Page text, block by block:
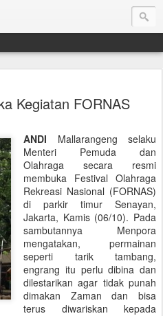
Kegiatan FORNAS
ANDI Mallarangeng selaku
Menteri Pemuda dan
Olahraga secara resmi
membuka Festival Olahraga
Rekreasi Nasional (FORNAS)
di parkir timur Senayan,
Jakarta, Kamis (06/10). Pada
sambutannya Menpora
mengatakan, permainan
seperti tarik tambang,
engrang itu perlu dibina dan
dilestarikan agar tidak punah
dimakan Zaman dan bisa
terus diwariskan kepada